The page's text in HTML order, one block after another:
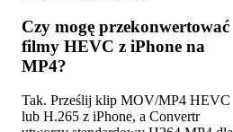
Czy mogę przekonwertować
filmy HEVC z iPhone na
MP4?
Tak. Prześlij klip MOV/MP4 HEVC
lub H.265 z iPhone, a Convertr